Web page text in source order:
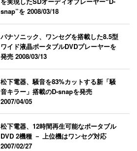
snap”を2008/03/18
パナソニック、ワンセグを搭載した8.5型
ワイド液晶ポータブルDVDプレーヤーを
発売2008/03/13
松下電器、騒音を83%カットする新「騒
音キラー」搭載のD-snapを発売
2007/04/05
松下電器、12時間再生可能なポータブル
DVD 2機種 － 上位機はワンセグ対応
2007/02/27